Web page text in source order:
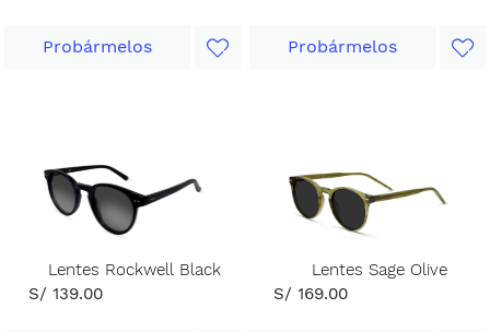
Probármelos Probármelos
Lentes Rockwell Black
S/ 139.00
Lentes Sage Olive
S/ 169.00